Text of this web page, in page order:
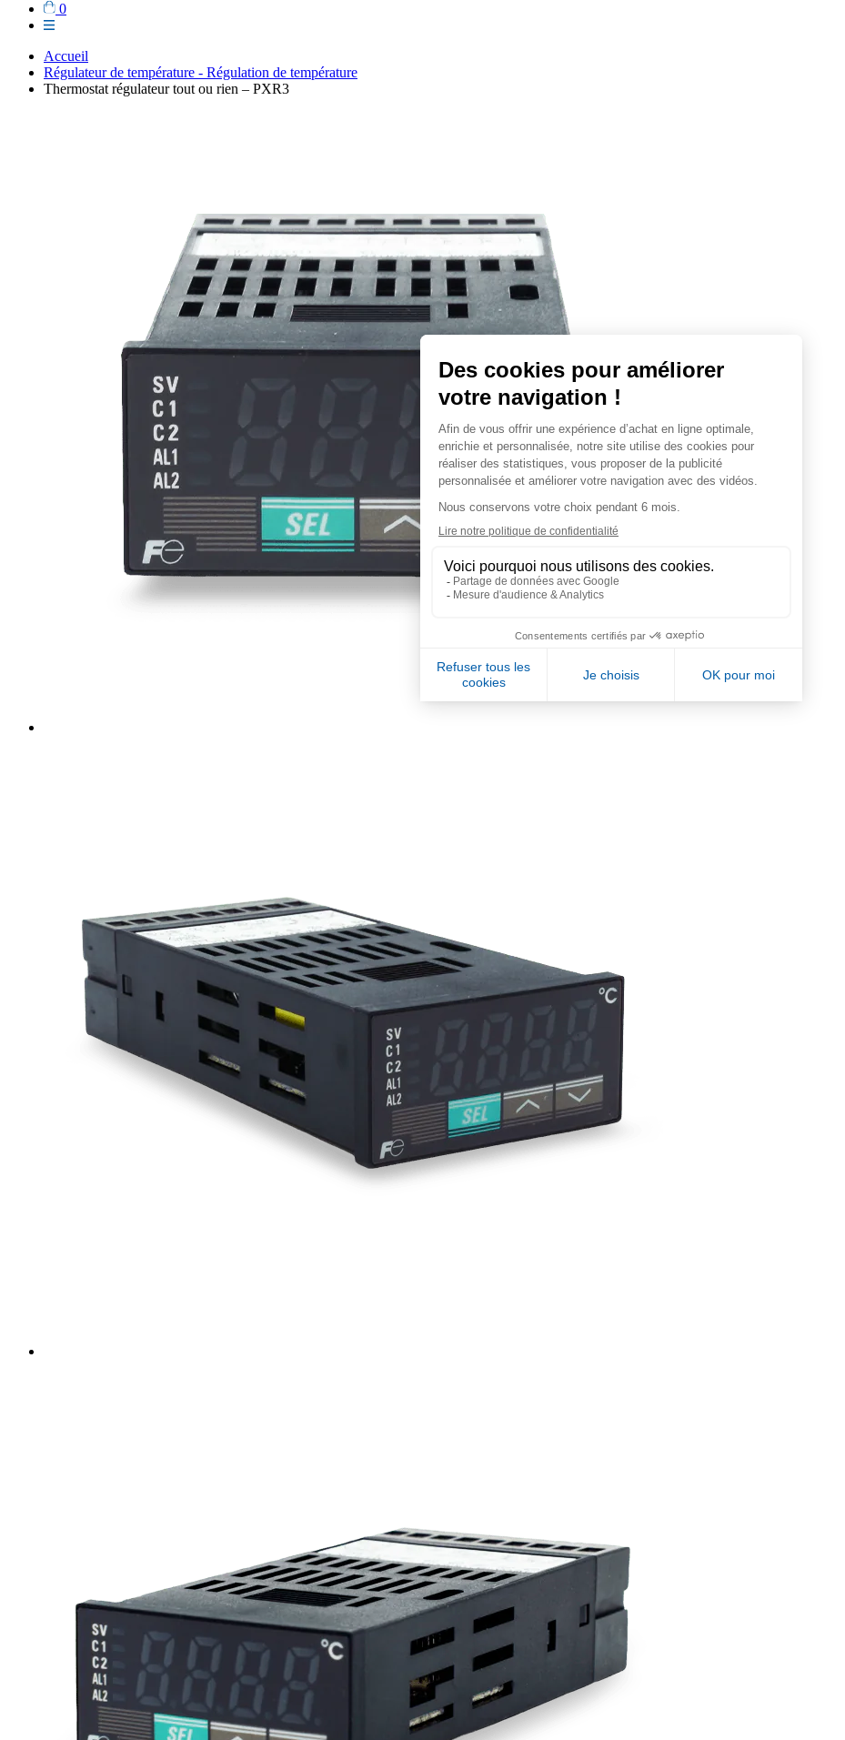
0
Accueil
Régulateur de température - Régulation de température
Thermostat régulateur tout ou rien – PXR3